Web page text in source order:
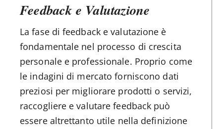
Feedback e Valutazione
La fase di feedback e valutazione è
fondamentale nel processo di crescita
personale e professionale. Proprio come
le indagini di mercato forniscono dati
preziosi per migliorare prodotti o servizi,
raccogliere e valutare feedback può
essere altrettanto utile nella definizione